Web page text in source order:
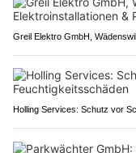
Greil Elektro GmbH,
Holling Services: Schutz vor